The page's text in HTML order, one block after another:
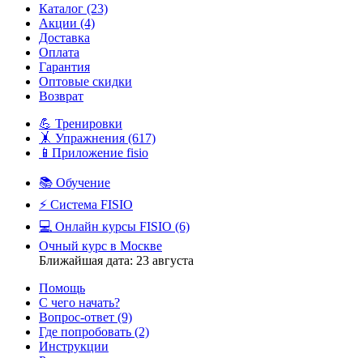
Каталог (23)
Акции (4)
Доставка
Оплата
Гарантия
Оптовые скидки
Возврат
💪 Тренировки
🤸 Упражнения (617)
📱Приложение fisio
📚 Обучение
⚡️ Система FISIO
💻 Онлайн курсы FISIO (6)
Очный курс в Москве
Ближайшая дата: 23 августа
Помощь
С чего начать?
Вопрос-ответ (9)
Где попробовать (2)
Инструкции